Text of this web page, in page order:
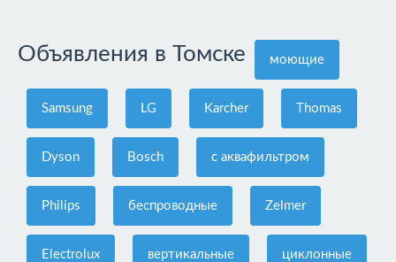
Объявления в Томске моющие
Samsung LG Karcher Thomas
Dyson Bosch с аквафильтром
Philips беспроводные Zelmer
Electrolux вертикальные циклонные